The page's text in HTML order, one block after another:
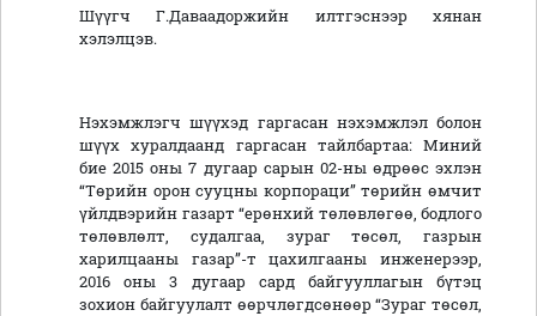
Шүүгч Г.Даваадоржийн илтгэснээр хянан
хэлэлцэв.
Нэхэмжлэгч шүүхэд гаргасан нэхэмжлэл болон
шүүх хуралдаанд гаргасан тайлбартаа: Миний
бие 2015 оны 7 дугаар сарын 02-ны өдрөөс эхлэн
“Төрийн орон сууцны корпораци” төрийн өмчит
үйлдвэрийн газарт “ерөнхий төлөвлөгөө, бодлого
төлөвлөлт, судалгаа, зураг төсөл, газрын
харилцааны газар”-т цахилгааны инженерээр,
2016 оны 3 дугаар сард байгууллагын бүтэц
зохион байгуулалт өөрчлөгдсөнөөр “Зураг төсөл,